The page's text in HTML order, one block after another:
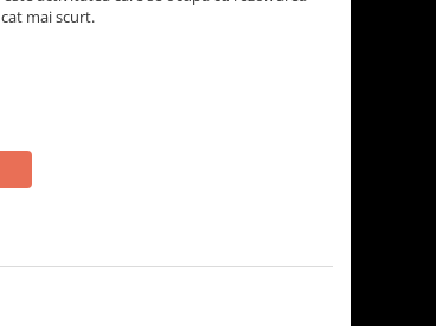
mai scurt.